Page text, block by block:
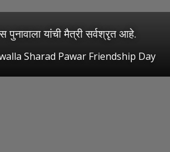
यांची मैत्री सर्वश्रृत आहे.
Sharad Pawar Friendship Day